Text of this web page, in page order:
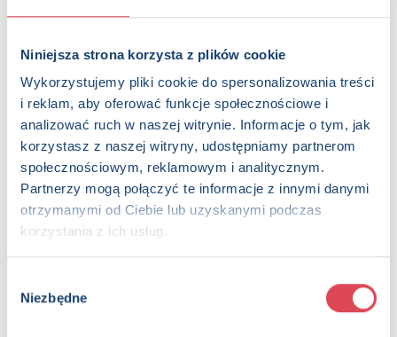
Niniejsza strona korzysta z plików cookie
Wykorzystujemy pliki cookie do spersonalizowania treści
i reklam, aby oferować funkcje społecznościowe i
analizować ruch w naszej witrynie. Informacje o tym, jak
korzystasz z naszej witryny, udostępniamy partnerom
społecznościowym, reklamowym i analitycznym.
Partnerzy mogą połączyć te informacje z innymi danymi
otrzymanymi od Ciebie lub uzyskanymi podczas
korzystania z ich usług.
zgody
Niezbędne
Seria bloków z tematycznie dobranymi obrazkami do
dzieciom zabawę, dodatkową atrakcją są dołączone
naklejki stanowiące wzór do pokolorowania.
32 , Format: 31x23,5 cm
ISBN:978-83-8350-244-1
EAN:9788383502441
Rok wydania:2023
Wydawnictwo:Wydawnictwo Olesiejuk
Kategorie:3+, Dzieci (0-12), Aktywizacja, Kolorowanka,
Książka z naklejkami, Książka w serii, Książka całoroczna
Oprawa:oprawa broszurowa